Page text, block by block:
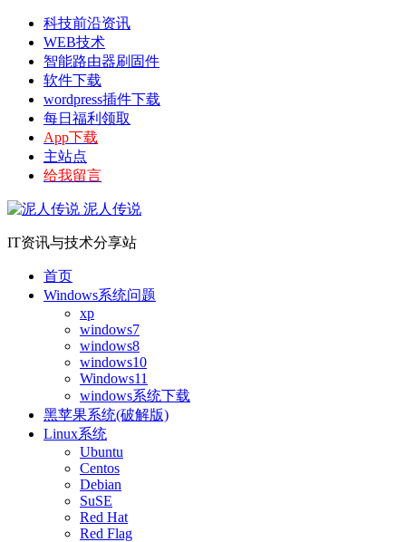
科技前沿资讯
WEB技术
智能路由器刷固件
软件下载
wordpress插件下载
每日福利领取
App下载
主站点
给我留言
泥人传说
IT资讯与技术分享站
首页
Windows系统问题
xp
windows7
windows8
windows10
Windows11
windows系统下载
黑苹果系统(破解版)
Linux系统
Ubuntu
Centos
Debian
SuSE
Red Hat
Red Flag